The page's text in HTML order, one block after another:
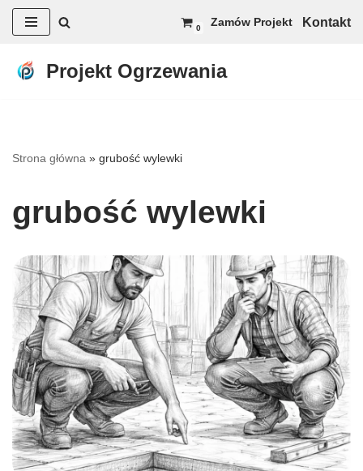
do
0 Zamów Projekt Kontakt
Projekt Ogrzewania
Strona główna » grubość wylewki
grubość wylewki